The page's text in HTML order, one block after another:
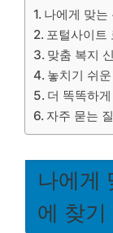
나에게 맞는
포털사이트
맞춤 복지
놓치기 쉬
더 똑똑하
자주 묻는
나에게
에 찾기